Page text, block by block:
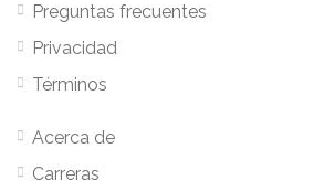
Preguntas frecuentes
Privacidad
Términos
Acerca de
Carreras